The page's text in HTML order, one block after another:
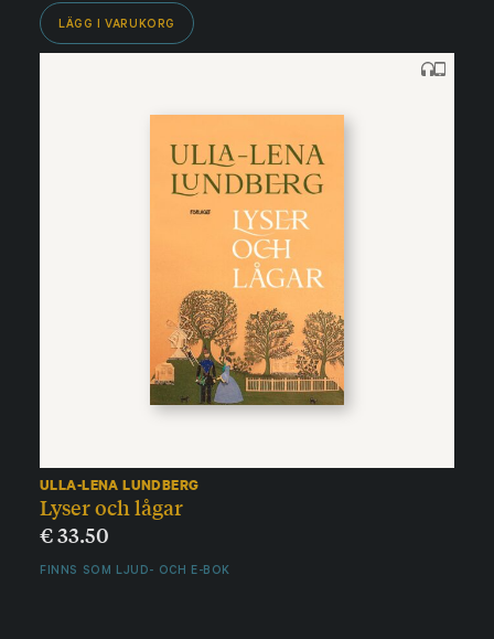
LÄGG I VARUKORG
ULLA-LENA LUNDBERG
Lyser och lågar
€33.50
FINNS SOM LJUD- OCH E-BOK